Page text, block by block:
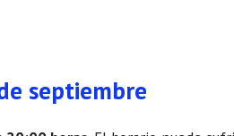
septiembre